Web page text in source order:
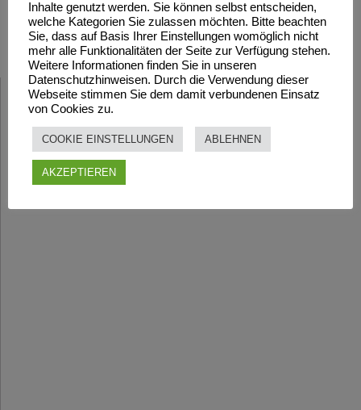
Nächste
Inhalte genutzt werden. Sie können selbst entscheiden,
welche Kategorien Sie zulassen möchten. Bitte beachten
Sie, dass auf Basis Ihrer Einstellungen womöglich nicht
mehr alle Funktionalitäten der Seite zur Verfügung stehen.
Weitere Informationen finden Sie in unseren
Datenschutzhinweisen. Durch die Verwendung dieser
Webseite stimmen Sie dem damit verbundenen Einsatz
von Cookies zu.
COOKIE EINSTELLUNGEN ABLEHNEN
AKZEPTIEREN